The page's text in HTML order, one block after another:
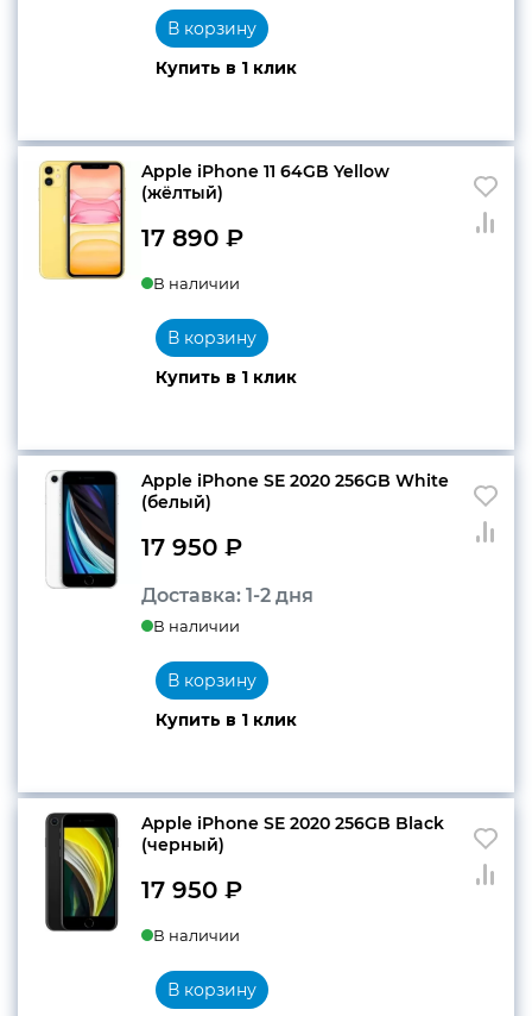
Купить в 1 клик
В корзину
Apple iPhone 11 64GB Yellow
(жёлтый)
17 890 ₽
В наличии
Купить в 1 клик
В корзину
Apple iPhone SE 2020 256GB White
(белый)
17 950 ₽
Доставка: 1-2 дня
В наличии
Купить в 1 клик
В корзину
Apple iPhone SE 2020 256GB Black
(черный)
17 950 ₽
В наличии
В корзину